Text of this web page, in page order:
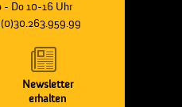
- Do 10-16 Uhr
Newsletter
erhalten